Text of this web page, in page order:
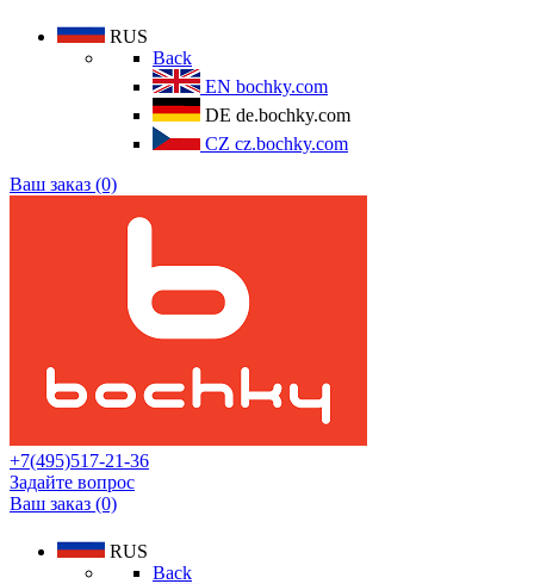
RUS
Back
EN bochky.com
DE de.bochky.com
CZ cz.bochky.com
Ваш заказ (0)
+7(495)517-21-36
Задайте вопрос
Ваш заказ (0)
RUS
Back